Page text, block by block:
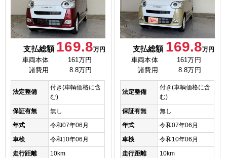
支払総額 169.8万円
車両本体
161万円
諸費用
8.8万円
法定整備
付き(車輌価格に含
む)
保証有無
無し
年式
令和07年06月
車検
令和10年06月
走行距離
10km
支払総額 169.8万円
車両本体
161万円
諸費用
8.8万円
法定整備
付き(車輌価格に含
む)
保証有無
無し
年式
令和07年06月
車検
令和10年06月
走行距離
10km